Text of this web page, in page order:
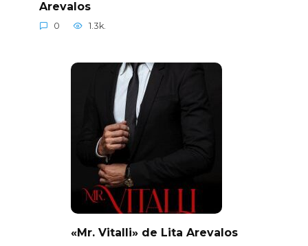
Arevalos
0 1.3k.
«Mr. Vitalli» de Lita Arevalos